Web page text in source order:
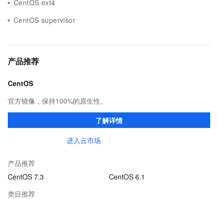
CentOS ext4
CentOS supervisor
产品推荐
CentOS
官方镜像，保持100%的原生性。
了解详情
进入云市场
产品推荐
CentOS 7.3
CentOS 6.1
类目推荐